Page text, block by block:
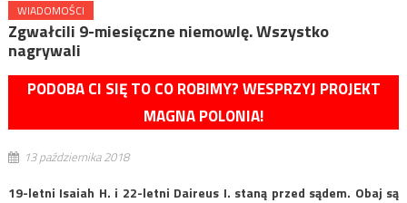
WIADOMOŚCI
Zgwałcili 9-miesięczne niemowlę. Wszystko
nagrywali
PODOBA CI SIĘ TO CO ROBIMY? WESPRZYJ PROJEKT
MAGNA POLONIA!
13 października 2018
19-letni Isaiah H. i 22-letni Daireus I. staną przed sądem. Obaj są